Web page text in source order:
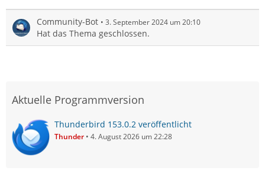
Community-Bot 3. September 2024 um 20:10
Hat das Thema geschlossen.
Aktuelle Programmversion
Thunderbird 153.0.2 veröffentlicht
Thunder 4. August 2026 um 22:28